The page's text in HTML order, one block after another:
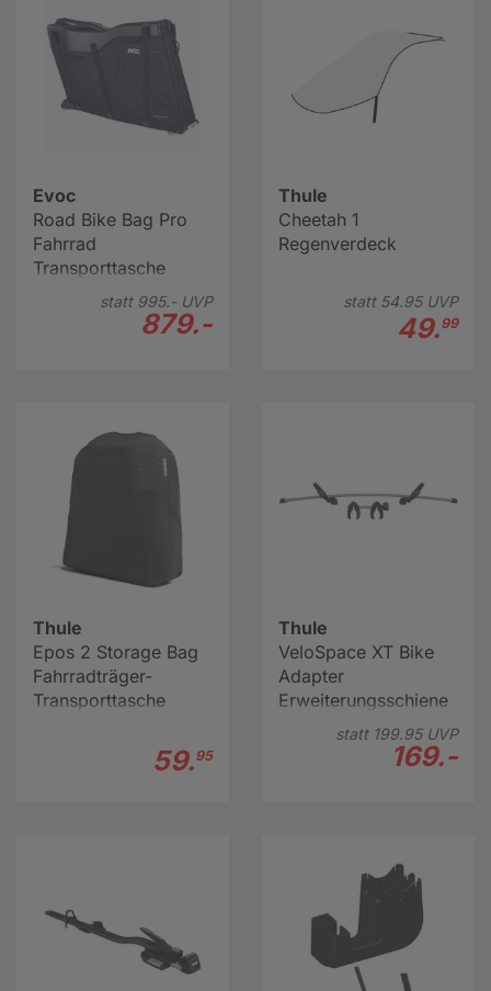
Evoc
Road Bike Bag Pro
Fahrrad
Transporttasche
statt 995.-UVP
879.-
Thule
Cheetah 1
Regenverdeck
statt 54.95UVP
49.99
Thule
Epos 2 Storage Bag
Fahrradträger-
Transporttasche
59.95
Thule
VeloSpace XT Bike
Adapter
Erweiterungsschiene
statt 199.95UVP
169.-